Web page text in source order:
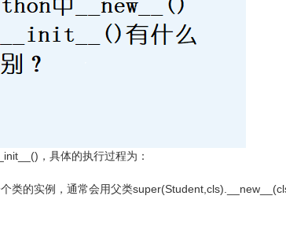
，具体的执行过程为：
的实例，通常会用父类